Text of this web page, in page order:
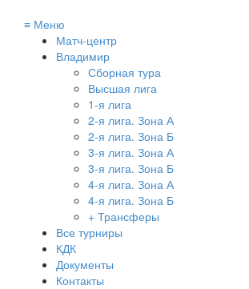
≡ Меню
Матч-центр
Владимир
Сборная тура
Высшая лига
1-я лига
2-я лига. Зона А
2-я лига. Зона Б
3-я лига. Зона А
3-я лига. Зона Б
4-я лига. Зона А
4-я лига. Зона Б
+ Трансферы
Все турниры
КДК
Документы
Контакты